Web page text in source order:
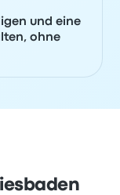
und eine
ohne